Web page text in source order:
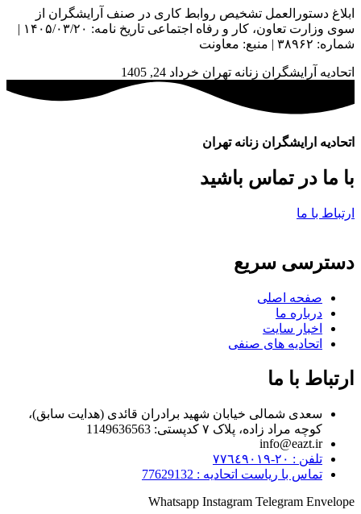
ابلاغ دستورالعمل تشخیص روابط کاری در صنف آرایشگران از
سوی وزارت تعاون، کار و رفاه اجتماعی تاریخ نامه: ۱۴۰۵/۰۳/۲۰ |
شماره: ۳۸۹۶۲ | منبع: معاونت
اتحادیه آرایشگران زنانه تهران خرداد 24, 1405
اتحادیه ارایشگران زنانه تهران
با ما در تماس باشید
ارتباط با ما
دسترسی سریع
صفحه اصلی
درباره ما
اخبار سایت
اتحادیه های صنفی
ارتباط با ما
سعدی شمالی خیابان شهید برادران قائدی (هدایت سابق)،
کوچه مراد زاده، پلاک ۷ کدپستی: 1149636563
info@eazt.ir
تلفن : ٢٠-٧٧٦٤٩٠١٩
تماس با ریاست اتحادیه : 77629132
Whatsapp Instagram Telegram Envelope